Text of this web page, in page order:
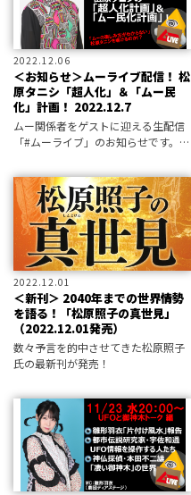
2022.12.06
＜お知らせ＞ムーライブ配信！ 松
原タニシ「超人化」＆「ムー民
化」計画！ 2022.12.7
ムー関係者をゲストに迎える生配信
「#ムーライブ」のお知らせです。
2022.12.01
＜新刊＞ 2040年までの世界情勢
を語る！「松原照子の真世見」
（2022.12.01発売）
数々予言を的中させてきた松原照子
氏の最新刊が発売！